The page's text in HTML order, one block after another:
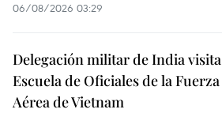
06/08/2026 03:29
Delegación militar de India visita
Escuela de Oficiales de la Fuerza
Aérea de Vietnam